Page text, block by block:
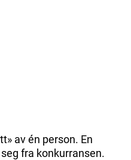
av én person. En
fra konkurransen.